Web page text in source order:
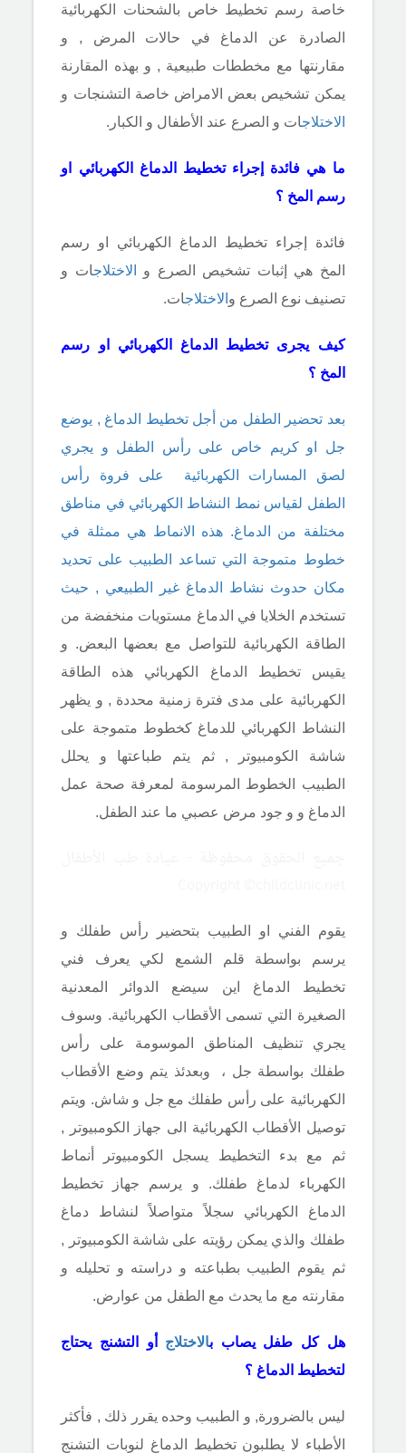
خاصة رسم تخطيط خاص بالشحنات الكهربائية
الصادرة عن الدماغ في حالات المرض , و
مقارنتها مع مخططات طبيعية , و بهذه المقارنة
يمكن تشخيص بعض الامراض خاصة التشنجات و
الاختلاجات و الصرع عند الأطفال و الكبار.
ما هي فائدة إجراء تخطيط الدماغ الكهربائي او
رسم المخ ؟
فائدة إجراء تخطيط الدماغ الكهربائي او رسم
المخ هي إثبات تشخيص الصرع و
الاختلاجات و
تصنيف نوع الصرع و الاختلاجات.
كيف يجرى تخطيط الدماغ الكهربائي او رسم
المخ ؟
بعد تحضير الطفل من أجل تخطيط الدماغ , يوضع
جل او كريم خاص على رأس الطفل و يجري
لصق المسارات الكهربائية على فروة رأس
الطفل لقياس نمط النشاط الكهربائي في مناطق
مختلفة من الدماغ. هذه الانماط هي ممثلة في
خطوط متموجة التي تساعد الطبيب على تحديد
مكان حدوث نشاط الدماغ غير الطبيعي , حيث
تستخدم الخلايا في الدماغ مستويات منخفضة من
الطاقة الكهربائية للتواصل مع بعضها البعض. و
يقيس تخطيط الدماغ الكهربائي هذه الطاقة
الكهربائية على مدى فترة زمنية محددة , و يظهر
النشاط الكهربائي للدماغ كخطوط متموجة على
شاشة الكومبيوتر , ثم يتم طباعتها و يحلل
الطبيب الخطوط المرسومة لمعرفة صحة عمل
الدماغ و و جود مرض عصبي ما عند الطفل.
يقوم الفني او الطبيب بتحضير رأس طفلك و
يرسم بواسطة قلم الشمع لكي يعرف فني
تخطيط الدماغ اين سيضع الدوائر المعدنية
الصغيرة التي تسمى الأقطاب الكهربائية. وسوف
يجري تنظيف المناطق الموسومة على رأس
طفلك بواسطة جل ، وبعدئذ يتم وضع الأقطاب
الكهربائية على رأس طفلك مع جل و شاش. ويتم
توصيل الأقطاب الكهربائية الى جهاز الكومبيوتر ,
ثم مع بدء التخطيط يسجل الكومبيوتر أنماط
الكهرباء لدماغ طفلك. و يرسم جهاز تخطيط
الدماغ الكهربائي سجلاً متواصلاً لنشاط دماغ
طفلك والذي يمكن رؤيته على شاشة الكومبيوتر ,
ثم يقوم الطبيب بطباعته و دراسته و تحليله و
مقارنته مع ما يحدث مع الطفل من عوارض.
هل كل طفل يصاب بالاختلاج أو التشنج يحتاج
لتخطيط الدماغ ؟
ليس بالضرورة, و الطبيب وحده يقرر ذلك , فأكثر
الأطباء لا يطلبون تخطيط الدماغ لنوبات التشنج